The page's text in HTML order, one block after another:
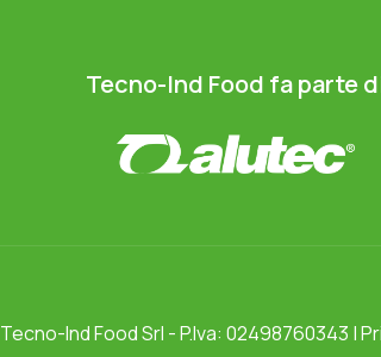
Tecno-Ind Food fa parte
Tecno-Ind Food Srl - P.Iva: 02498760343 |